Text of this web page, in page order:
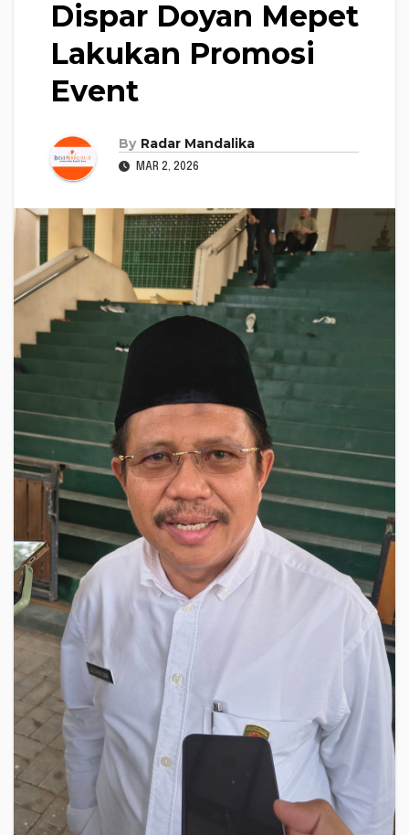
Dispar Doyan Mepet
Lakukan Promosi
Event
By Radar Mandalika
MAR 2, 2026